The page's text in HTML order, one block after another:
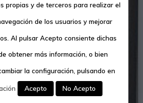
S.L.
propias y de terceros para realizar el
de los usuarios y mejorar
Al pulsar Acepto consiente dichas
obtener más información, o bien
la configuración, pulsando en
Acepto No Acepto
Garajes Y
Trasteros
Locales
Contacto